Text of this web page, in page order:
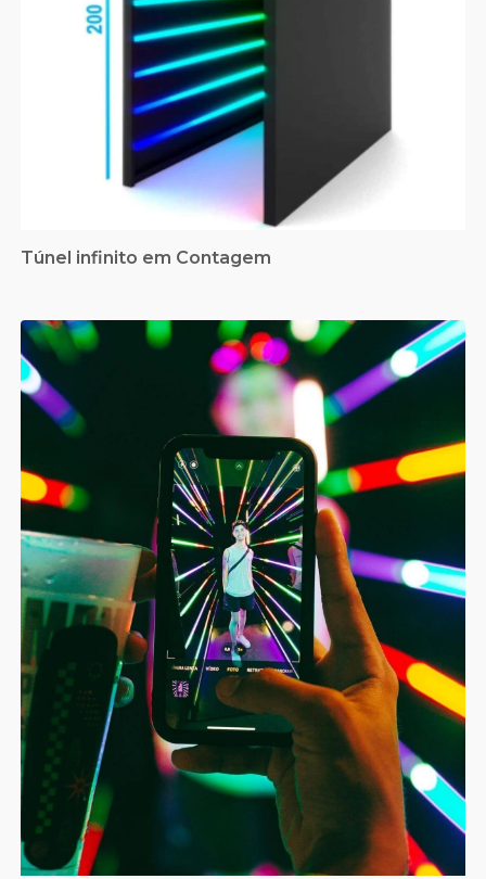
Túnel infinito em Contagem